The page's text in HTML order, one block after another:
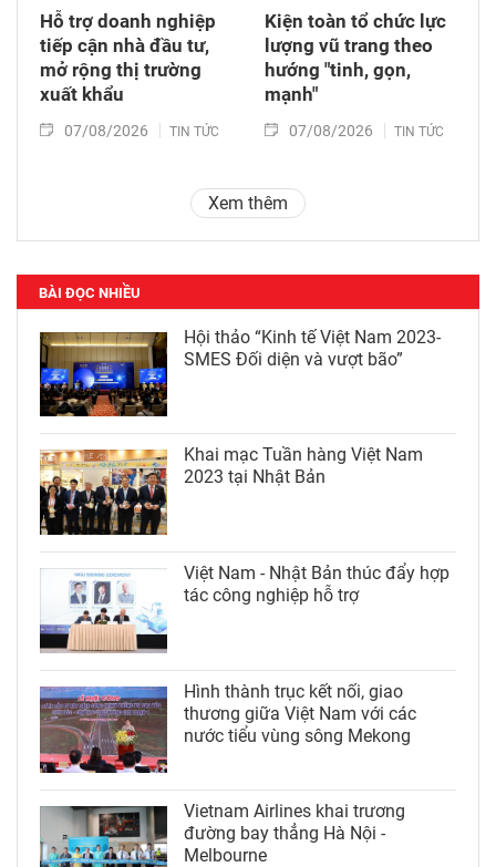
Hỗ trợ doanh nghiệp
tiếp cận nhà đầu tư,
mở rộng thị trường
xuất khẩu
07/08/2026 TIN TỨC
Kiện toàn tổ chức lực
lượng vũ trang theo
hướng "tinh, gọn,
mạnh"
07/08/2026 TIN TỨC
Xem thêm
BÀI ĐỌC NHIỀU
Hội thảo “Kinh tế Việt Nam 2023-
SMES Đối diện và vượt bão”
Khai mạc Tuần hàng Việt Nam
2023 tại Nhật Bản
Việt Nam - Nhật Bản thúc đẩy hợp
tác công nghiệp hỗ trợ
Hình thành trục kết nối, giao
thương giữa Việt Nam với các
nước tiểu vùng sông Mekong
Vietnam Airlines khai trương
đường bay thẳng Hà Nội -
Melbourne